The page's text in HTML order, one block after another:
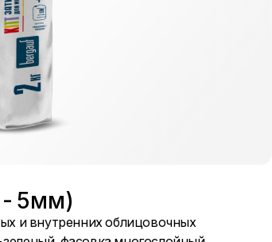
5мм)
и внутренних облицовочных